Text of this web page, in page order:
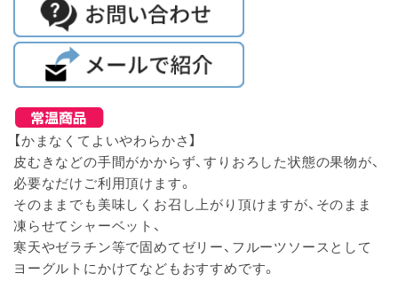
【かまなくてよいやわらかさ】
皮むきなどの手間がかからず、すりおろした状態の果物が、
必要なだけご利用頂けます。
そのままでも美味しくお召し上がり頂けますが、そのまま
凍らせてシャーベット、
寒天やゼラチン等で固めてゼリー、フルーツソースとして
ヨーグルトにかけてなどもおすすめです。